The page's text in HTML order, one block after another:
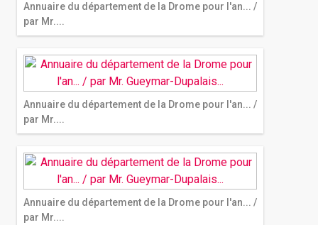
Annuaire du département de la Drome pour l'an... /
par Mr....
Annuaire du département de la Drome pour l'an... /
par Mr....
Annuaire du département de la Drome pour l'an... /
par Mr....